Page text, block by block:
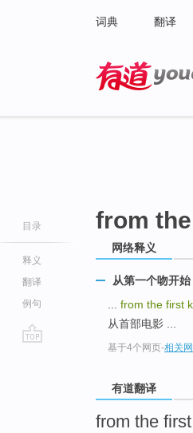
词典 翻译
目录
释义
翻译
例句
from
网络释义
从第一个吻开始
from the first
从首部电影 ...
基于4个网页-相关
有道翻译
from the